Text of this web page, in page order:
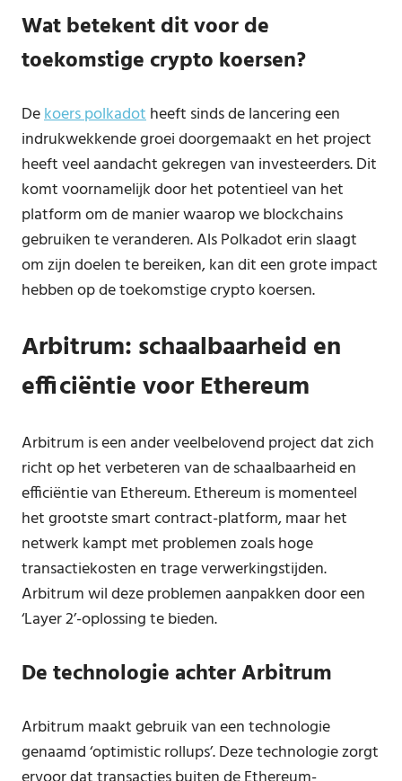
Wat betekent dit voor de
toekomstige crypto koersen?
Dekoers polkadotheeft sinds de lancering een
indrukwekkende groei doorgemaakt en het project
heeft veel aandacht gekregen van investeerders. Dit
komt voornamelijk door het potentieel van het
platform om de manier waarop we blockchains
gebruiken te veranderen. Als Polkadot erin slaagt
om zijn doelen te bereiken, kan dit een grote impact
hebben op de toekomstige crypto koersen.
Arbitrum: schaalbaarheid en
efficiëntie voor Ethereum
Arbitrum is een ander veelbelovend project dat zich
richt op het verbeteren van de schaalbaarheid en
efficiëntie van Ethereum. Ethereum is momenteel
het grootste smart contract-platform, maar het
netwerk kampt met problemen zoals hoge
transactiekosten en trage verwerkingstijden.
Arbitrum wil deze problemen aanpakken door een
‘Layer 2’-oplossing te bieden.
De technologie achter Arbitrum
Arbitrum maakt gebruik van een technologie
genaamd ‘optimistic rollups’. Deze technologie zorgt